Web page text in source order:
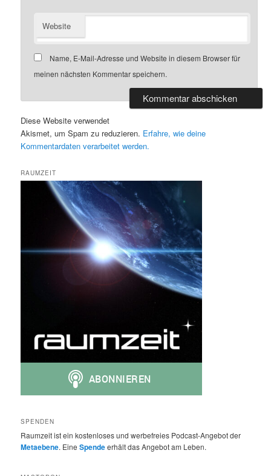
Website
Name, E-Mail-Adresse und Website in diesem Browser für
meinen nächsten Kommentar speichern.
Diese Website verwendet
Akismet, um Spam zu reduzieren. Erfahre, wie deine
Kommentardaten verarbeitet werden.
RAUMZEIT
SPENDEN
Raumzeit ist ein kostenloses und werbefreies Podcast-Angebot der
Metaebene. EineSpendeerhält das Angebot am Leben.